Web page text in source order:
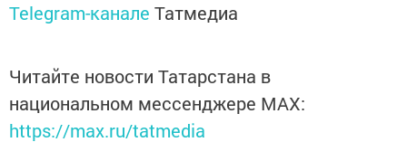
Telegram-канале Татмедиа
Читайте новости Татарстана в
национальном мессенджере MАХ:
https://max.ru/tatmedia